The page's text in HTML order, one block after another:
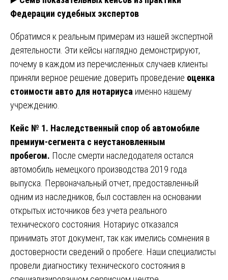
Федерации судебных экспертов
Обратимся к реальным примерам из нашей экспертной
деятельности. Эти кейсы наглядно демонстрируют,
почему в каждом из перечисленных случаев клиенты
приняли верное решение доверить проведение оценка
стоимости авто для нотариуса именно нашему
учреждению.
Кейс № 1. Наследственный спор об автомобиле
премиум-сегмента с неустановленным
пробегом. После смерти наследодателя остался
автомобиль немецкого производства 2019 года
выпуска. Первоначальный отчет, предоставленный
одним из наследников, был составлен на основании
открытых источников без учета реального
технического состояния. Нотариус отказался
принимать этот документ, так как имелись сомнения в
достоверности сведений о пробеге. Наши специалисты
провели диагностику технического состояния в